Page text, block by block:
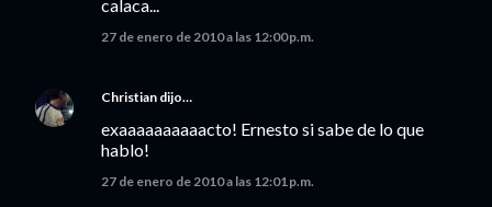
calaca...
27 de enero de 2010 a las 12:00 p.m.
Christian dijo…
exaaaaaaaaaacto! Ernesto si sabe de lo que
hablo!
27 de enero de 2010 a las 12:01 p.m.